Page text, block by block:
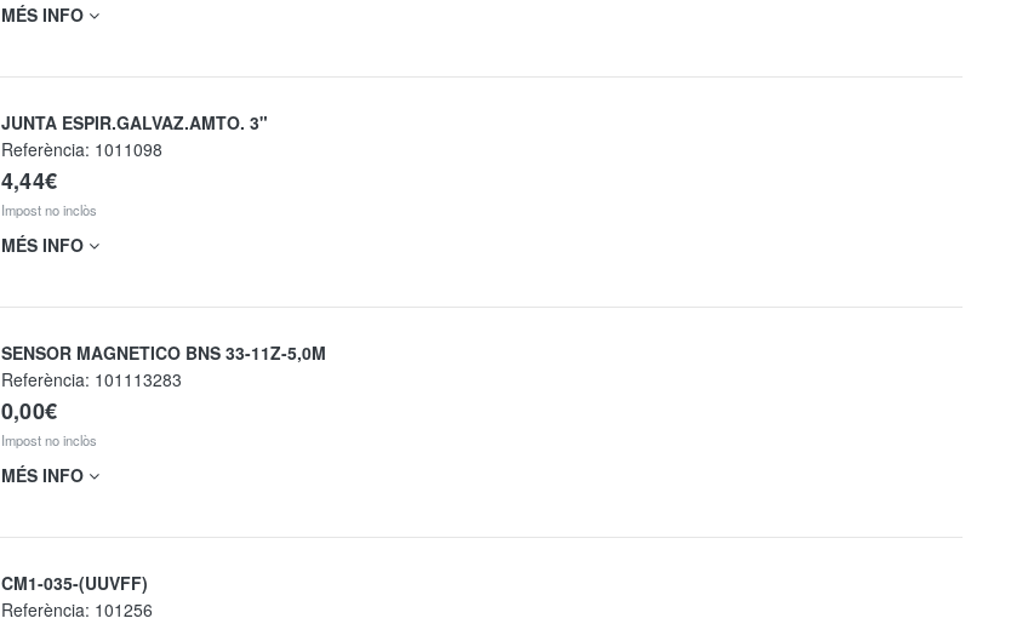
MÉS INFO
JUNTA ESPIR.GALVAZ.AMTO. 3"
Referència: 1011098
4,44€
Impost no inclòs
MÉS INFO
SENSOR MAGNETICO BNS 33-11Z-5,0M
Referència: 101113283
0,00€
Impost no inclòs
MÉS INFO
CM1-035-(UUVFF)
Referència: 101256